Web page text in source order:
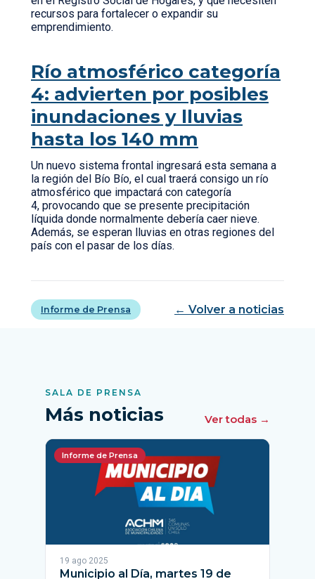
recursos para fortalecer o expandir su
emprendimiento.
Río atmosférico categoría
4: advierten por posibles
inundaciones y lluvias
hasta los 140 mm
Un nuevo sistema frontal ingresará esta semana a
la región del Bío Bío, el cual traerá consigo un río
atmosférico que impactará con categoría
4, provocando que se presente precipitación
líquida donde normalmente debería caer nieve.
Además, se esperan lluvias en otras regiones del
país con el pasar de los días.
Informe de Prensa ← Volver a noticias
SALA DE PRENSA
Más noticias Ver todas →
Informe de Prensa
19 ago 2025
Municipio al Día, martes 19 de